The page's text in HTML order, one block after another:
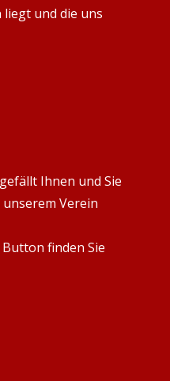
liegt und die uns
Ihnen und Sie
Verein
finden Sie